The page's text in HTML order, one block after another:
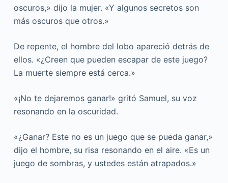
oscuros,» dijo la mujer. «Y algunos secretos son
más oscuros que otros.»
De repente, el hombre del lobo apareció detrás de
ellos. «¿Creen que pueden escapar de este juego?
La muerte siempre está cerca.»
«¡No te dejaremos ganar!» gritó Samuel, su voz
resonando en la oscuridad.
«¿Ganar? Este no es un juego que se pueda ganar,»
dijo el hombre, su risa resonando en el aire. «Es un
juego de sombras, y ustedes están atrapados.»